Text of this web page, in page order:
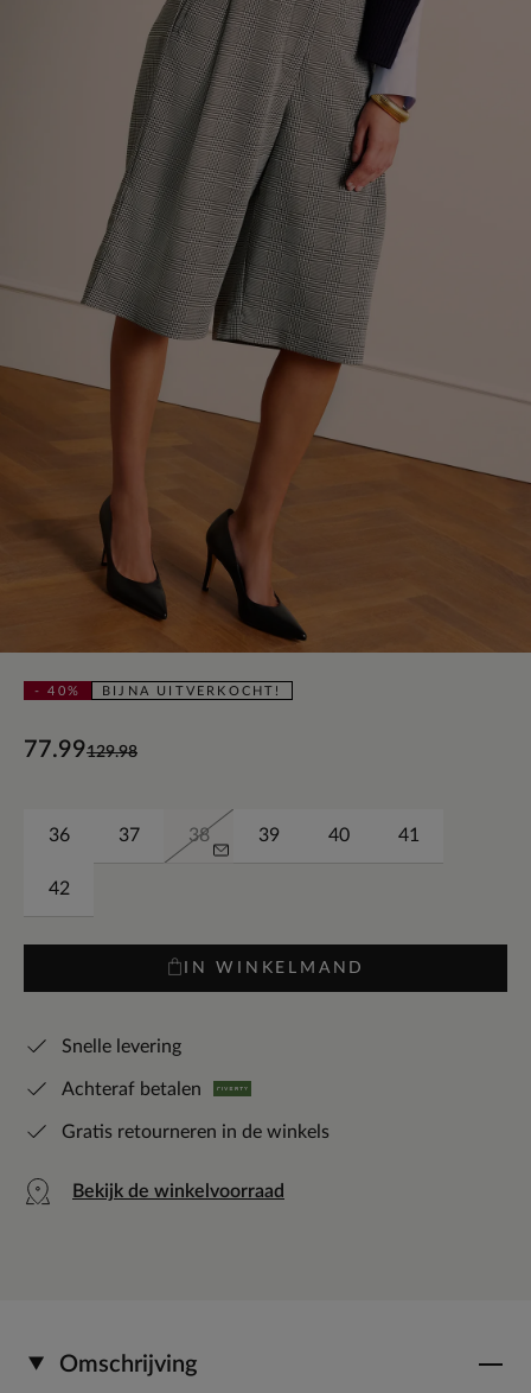
- 40% BIJNA UITVERKOCHT!
129.98
77.99
36 37 38 39 40 41
42
IN WINKELMAND
Snelle levering
Achteraf betalen
Gratis retourneren in de winkels
Bekijk de winkelvoorraad
Omschrijving